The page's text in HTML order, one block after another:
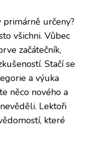
určeny?
všichni. Vůbec
začátečník,
Stačí se
a výuka
něco nového a
Lektoři
které